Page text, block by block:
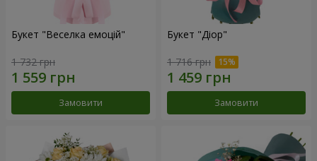
Букет "Веселка емоцій"
1 732 грн
Замовити
Букет "Діор"
1 716 грн
Замовити